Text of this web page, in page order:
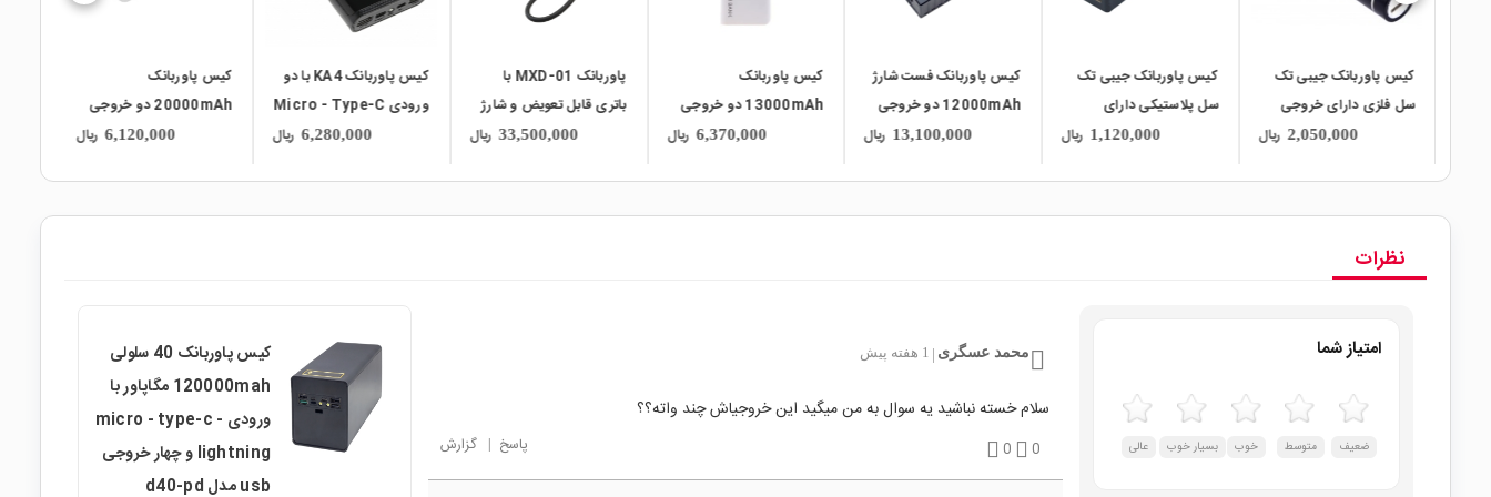
کیس پاوربانک جیبی تک
سل فلزی دارای خروجی
2,050,000 ریال
کیس پاوربانک جیبی تک
سل پلاستیکی دارای
1,120,000 ریال
کیس پاوربانک فست شارژ
12000mAh دو خروجی
USB به همراه نشانگر شارژ
13,100,000 ریال
کیس پاوربانک
13000mAh دو خروجی
USB به همراه نمایشگر و
6,370,000 ریال
پاوربانک MXD-01 با
باتری قابل تعویض و شارژ
33,500,000 ریال
کیس پاوربانک KA4 با دو
ورودی Micro - Type-C
و دو خروجی USB6,280,000 ریال
کیس پاوربانک
20000mAh دو خروجی
USB به همراه نمایشگر و
6,120,000 ریال
نظرات
امتیاز شما
ضعیف متوسط خوب بسیار خوب عالی
محمد عسگری | 1 هفته پیش
سلام خسته نباشید یه سوال به من میگید این خروجیاش چند واته؟؟
0
0 پاسخ | گزارش
کیس پاوربانک 40 سلولی
120000mah مگاپاور با
ورودی micro - type-c -
lightning و چهار خروجی
usb مدل d40-pd